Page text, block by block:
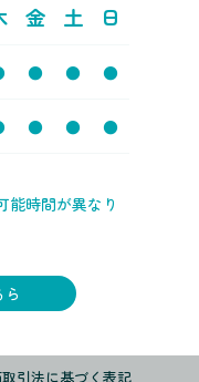
金 土 日
● ● ●
● ● ●
時間が異なり
引法に基づく表記